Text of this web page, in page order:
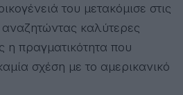
του μετακόμισε στις
καλύτερες
πραγματικότητα που
σχέση με το αμερικανικό